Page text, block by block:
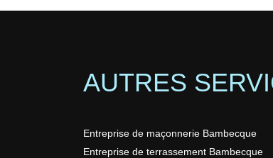
AUTRES
Entreprise de maçonnerie Bambecque
Entreprise de terrassement Bambecque